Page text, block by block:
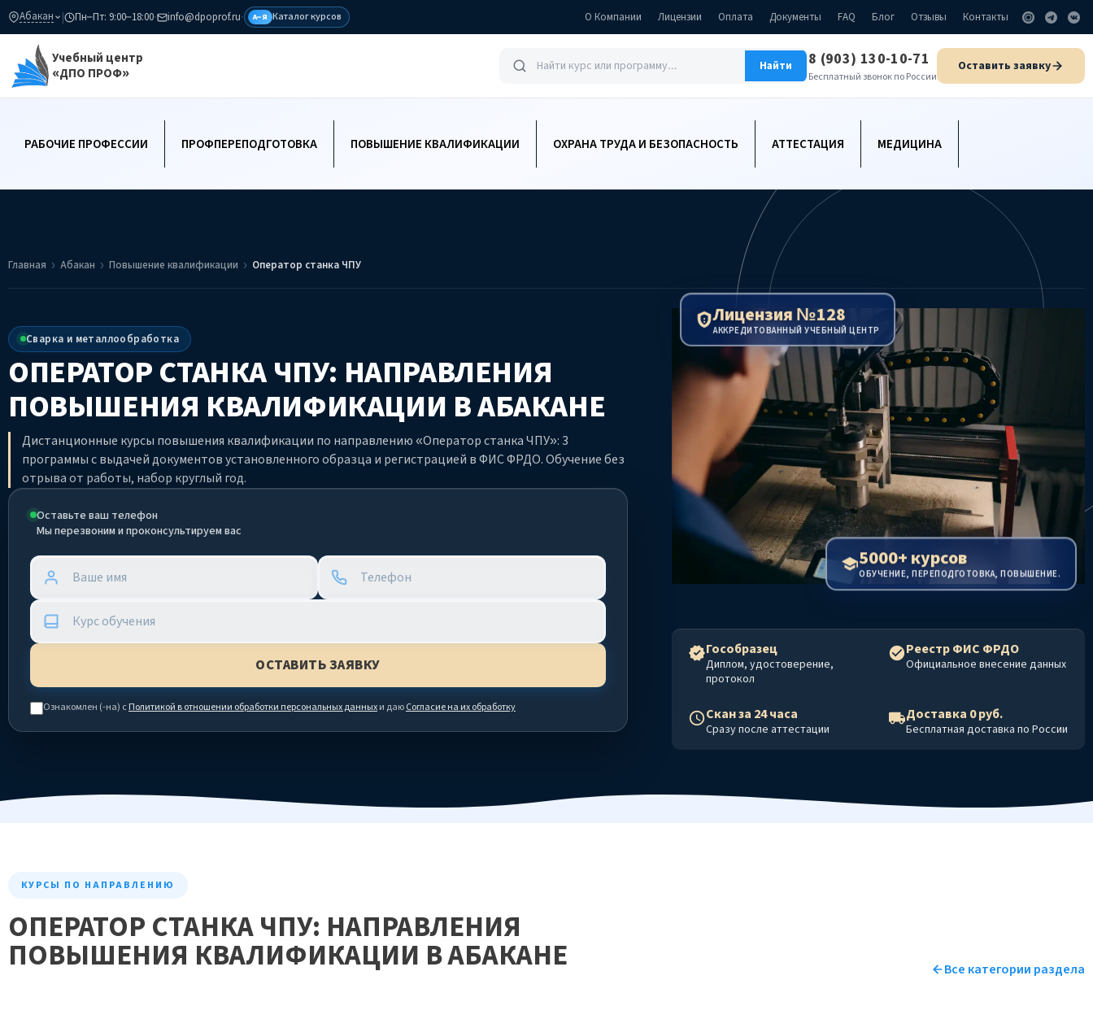
Абакан | Пн–Пт: 9:00–18:00· info@dpoprof.ru· А–Я Каталог курсов О Компании Лицензии Оплата Документы FAQ Блог Отзывы Контакты
Учебный центр
«ДПО ПРОФ»
Найти 8 (903) 130-10-71
Бесплатный звонок по России
Оставить заявку
РАБОЧИЕ ПРОФЕССИИ ПРОФПЕРЕПОДГОТОВКА ПОВЫШЕНИЕ КВАЛИФИКАЦИИ ОХРАНА ТРУДА И БЕЗОПАСНОСТЬ АТТЕСТАЦИЯ МЕДИЦИНА
Главная Абакан Повышение квалификации Оператор станка ЧПУ
Сварка и металлообработка
ОПЕРАТОР СТАНКА ЧПУ: НАПРАВЛЕНИЯ
ПОВЫШЕНИЯ КВАЛИФИКАЦИИ В АБАКАНЕ
Дистанционные курсы повышения квалификации по направлению «Оператор станка ЧПУ»: 3
программы с выдачей документов установленного образца и регистрацией в ФИС ФРДО. Обучение без
отрыва от работы, набор круглый год.
Оставьте ваш телефон
Мы перезвоним и проконсультируем вас
Ознакомлен (-на) сПолитикой в отношении обработки персональных данныхи даюСогласие на их обработку
Лицензия №128
АККРЕДИТОВАННЫЙ УЧЕБНЫЙ ЦЕНТР
5000+ курсов
ОБУЧЕНИЕ, ПЕРЕПОДГОТОВКА, ПОВЫШЕНИЕ.
Гособразец
Диплом, удостоверение,
протокол
Реестр ФИС ФРДО
Официальное внесение данных
Скан за 24 часа
Сразу после аттестации
Доставка 0 руб.
Бесплатная доставка по России
КУРСЫ ПО НАПРАВЛЕНИЮ
ОПЕРАТОР СТАНКА ЧПУ: НАПРАВЛЕНИЯ
ПОВЫШЕНИЯ КВАЛИФИКАЦИИ В АБАКАНЕ Все категории раздела